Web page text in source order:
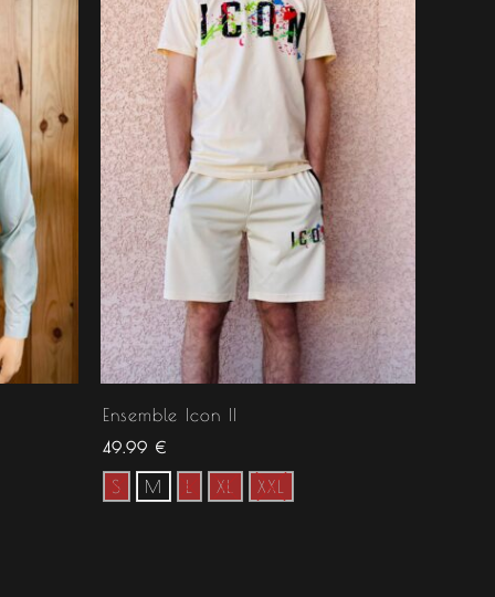
Ensemble Icon II
49.99 €
S M L XL XXL